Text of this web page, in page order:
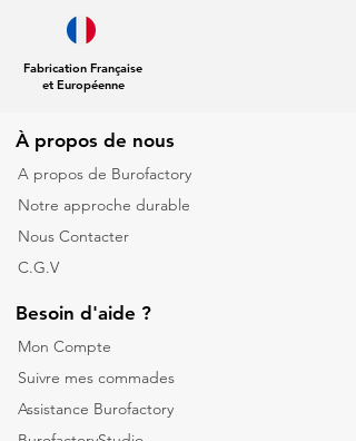
Fabrication Française
et Européenne
À propos de nous
A propos de Burofactory
Notre approche durable
Nous Contacter
C.G.V
Besoin d'aide ?
Mon Compte
Suivre mes commades
Assistance Burofactory